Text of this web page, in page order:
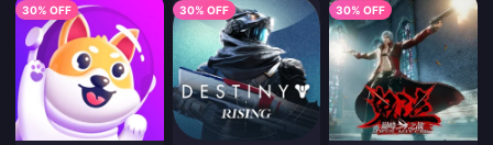
30% OFF 30% OFF 30% OFF